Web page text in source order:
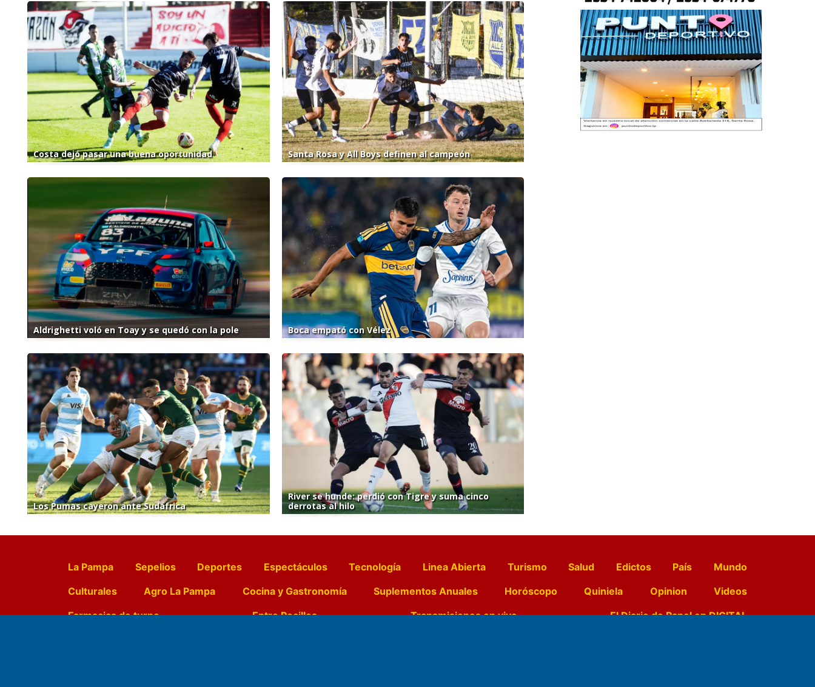
Costa dejó pasar una buena oportunidad Santa Rosa y All Boys definen al campeón
Aldrighetti voló en Toay y se quedó con la pole Boca empató con Vélez
Los Pumas cayeron ante Sudáfrica
River se hunde: perdió con Tigre y suma cinco
derrotas al hilo
La Pampa Sepelios Deportes Espectáculos Tecnología Linea Abierta Turismo Salud Edictos País
Mundo
Culturales
Agro La Pampa Cocina y Gastronomía Suplementos Anuales Horóscopo Quiniela Opinion
Videos
Farmacias de turno
Entre Pocillos Transmisiones en vivo El Diario de Papel en DIGITAL